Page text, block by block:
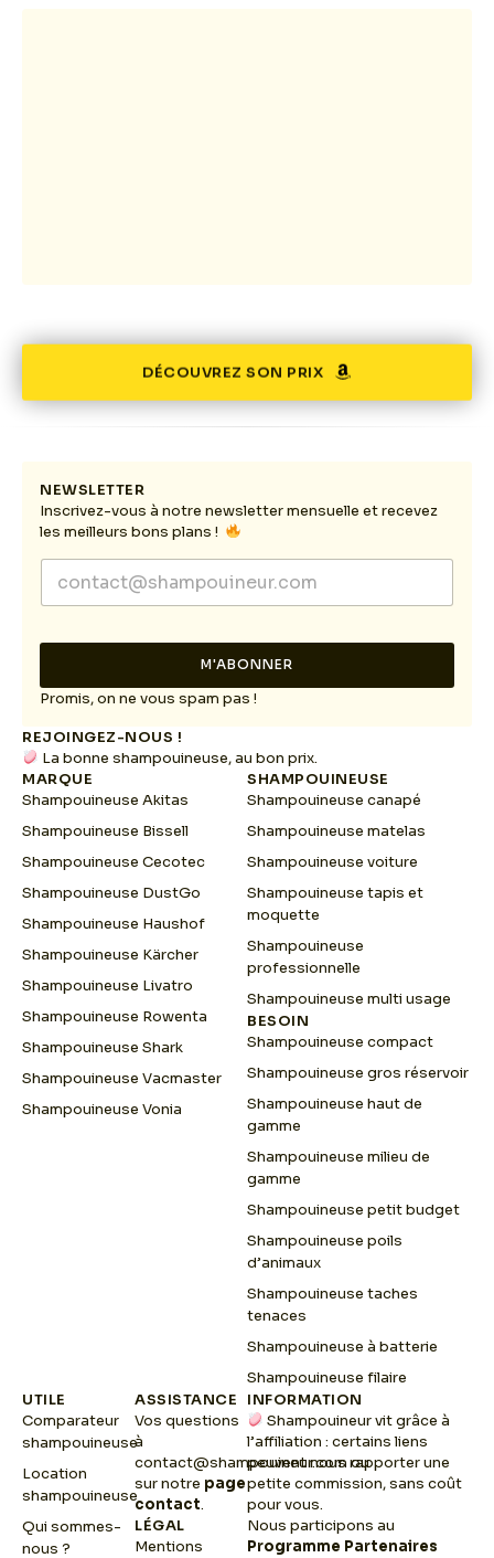
DÉCOUVREZ SON PRIX
NEWSLETTER
Inscrivez-vous à notre newsletter mensuelle et recevez
les meilleurs bons plans !
m
i
l
E
a
l
M'ABONNER
Promis, on ne vous spam pas !
REJOINGEZ-NOUS !
La bonne shampouineuse, au bon prix.
MARQUE
Shampouineuse Akitas
Shampouineuse Bissell
Shampouineuse Cecotec
Shampouineuse DustGo
Shampouineuse Haushof
Shampouineuse Kärcher
Shampouineuse Livatro
Shampouineuse Rowenta
Shampouineuse Shark
Shampouineuse Vacmaster
Shampouineuse Vonia
SHAMPOUINEUSE
Shampouineuse canapé
Shampouineuse matelas
Shampouineuse voiture
Shampouineuse tapis et
moquette
Shampouineuse
professionnelle
Shampouineuse multi usage
BESOIN
Shampouineuse compact
Shampouineuse gros réservoir
Shampouineuse haut de
gamme
Shampouineuse milieu de
gamme
Shampouineuse petit budget
Shampouineuse poils
d’animaux
Shampouineuse taches
tenaces
Shampouineuse à batterie
Shampouineuse filaire
UTILE
Comparateur
shampouineuse
Location
shampouineuse
Qui sommes-
nous ?
ASSISTANCE
Vos questions
à
contact@shampouineur.comou
sur notre page
contact.
LÉGAL
Mentions
INFORMATION
Shampouineur vit grâce à
l’affiliation : certains liens
peuvent nous rapporter une
petite commission, sans coût
pour vous.
Nous participons au
Programme Partenaires